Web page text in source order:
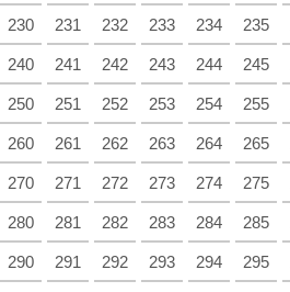
230 231 232 233 234 235
240 241 242 243 244 245
250 251 252 253 254 255
260 261 262 263 264 265
270 271 272 273 274 275
280 281 282 283 284 285
290 291 292 293 294 295